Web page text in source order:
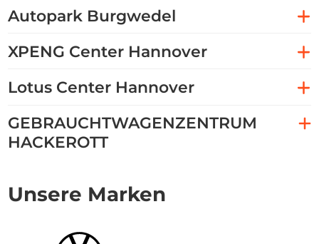
Autopark Burgwedel
XPENG Center Hannover
Lotus Center Hannover
GEBRAUCHTWAGENZENTRUM
HACKEROTT
Unsere Marken